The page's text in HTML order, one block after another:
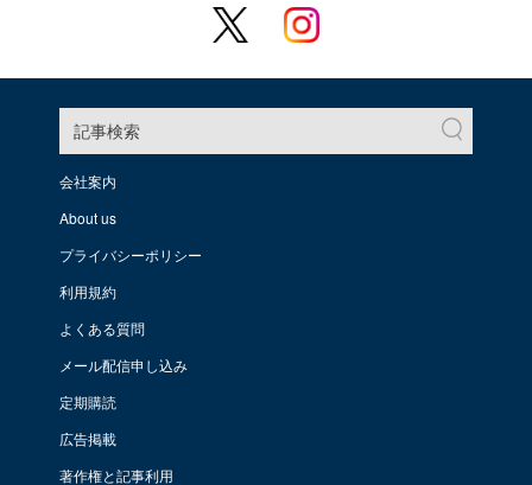
記事検索
会社案内
About us
プライバシーポリシー
利用規約
よくある質問
メール配信申し込み
定期購読
広告掲載
著作権と記事利用